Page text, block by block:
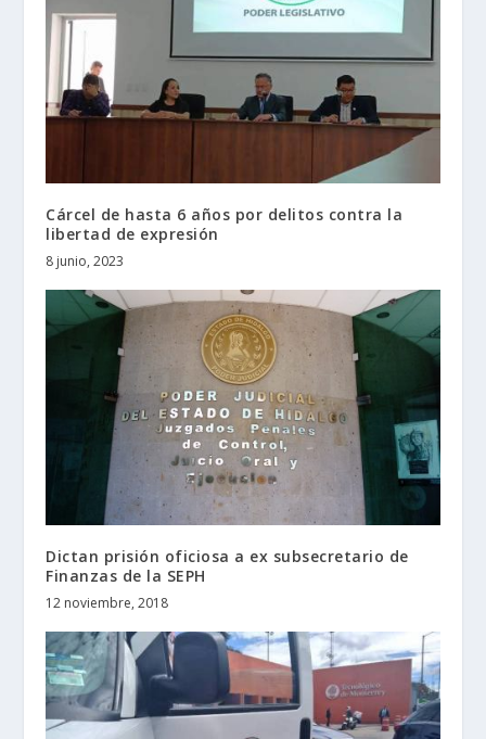
Cárcel de hasta 6 años por delitos contra la
libertad de expresión
8 junio, 2023
Dictan prisión oficiosa a ex subsecretario de
Finanzas de la SEPH
12 noviembre, 2018